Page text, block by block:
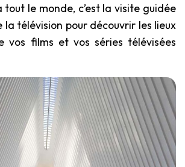
le monde, c’est la visite guidée
la télévision pour découvrir les lieux
vos films et vos séries télévisées